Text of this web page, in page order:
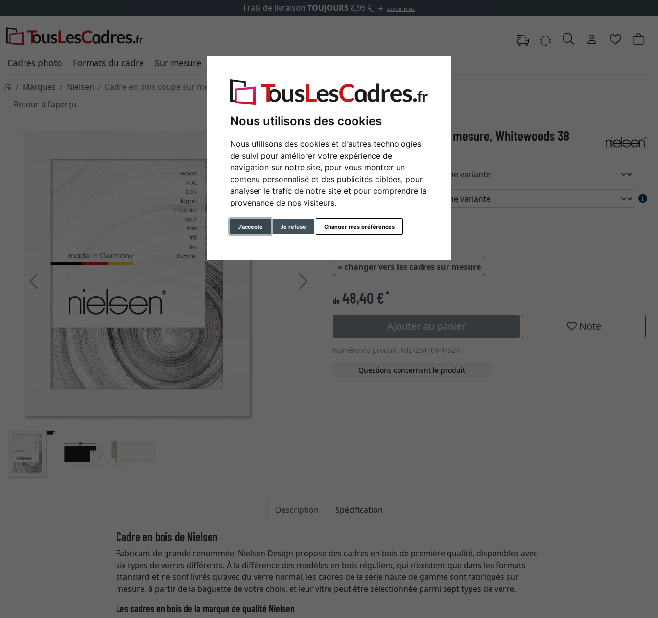
Nous utilisons des cookies
Nous utilisons des cookies et d'autres technologies
de suivi pour améliorer votre expérience de
navigation sur notre site, pour vous montrer un
contenu personnalisé et des publicités ciblées, pour
analyser le trafic de notre site et pour comprendre la
provenance de nos visiteurs.
J'accepte Je refuse Changer mes préférences
✓500 000 articles au choix
Cadres photo Formats du cadre Sur mesure
Marques Nielsen
Cadre en bois coupe sur mesure, Whitewoods 38
Retour à l'aperçu
Retour Continuer
Cadre en bois coupe sur mesure, Whitewoods 38
couleur
type de verre
» changer vers les cadres sur mesure
de 48,40 €*
Ajouter au panier Note
Numéro du produit: NIE-254104-1-SZ-H
Questions concernant le produit
Description Spécification
Cadre en bois de Nielsen
Fabricant de grande renommée, Nielsen Design propose des cadres en bois de première qualité, disponibles avec
six types de verres différents. À la différence des modèles en bois réguliers, qui n’existent que dans les formats
standard et ne sont livrés qu’avec du verre normal, les cadres de la série haute de gamme sont fabriqués sur
mesure, à partir de la baguette de votre choix, et leur vitre peut être sélectionnée parmi sept types de verre.
Les cadres en bois de la marque de qualité Nielsen